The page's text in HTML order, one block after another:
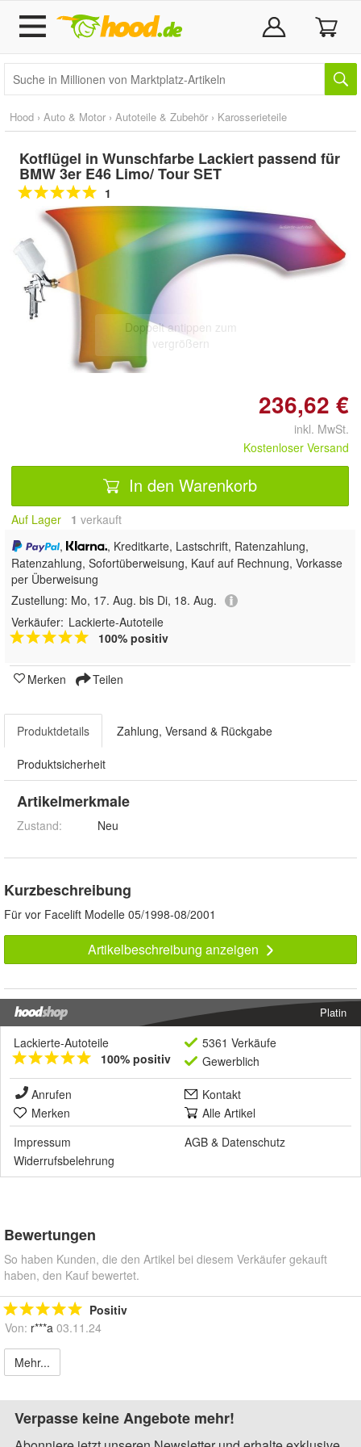
Hood › Auto & Motor › Autoteile & Zubehör › Karosserieteile
Kotflügel in Wunschfarbe Lackiert passend für
BMW 3er E46 Limo/ Tour SET
1
Doppelt antippen zum
vergrößern
236,62 €
inkl. MwSt.
Kostenloser Versand
In den Warenkorb
Auf Lager 1 verkauft
,
, Kreditkarte, Lastschrift, Ratenzahlung,
Ratenzahlung, Sofortüberweisung, Kauf auf Rechnung, Vorkasse
per Überweisung
Zustellung: Mo, 17. Aug. bis Di, 18. Aug.
Verkäufer: Lackierte-Autoteile
100% positiv
Merken Teilen
Produktdetails Zahlung, Versand & Rückgabe
Produktsicherheit
Artikelmerkmale
Zustand: Neu
Kurzbeschreibung
Für vor Facelift Modelle 05/1998-08/2001
Artikelbeschreibung anzeigen
Platin
Lackierte-Autoteile
100% positiv
5361 Verkäufe
Gewerblich
Anrufen
Kontakt
Merken
Alle Artikel
Impressum
AGB & Datenschutz
Widerrufsbelehrung
Bewertungen
So haben Kunden, die den Artikel bei diesem Verkäufer gekauft
haben, den Kauf bewertet.
Positiv
Von: r***a 03.11.24
Mehr...
Verpasse keine Angebote mehr!